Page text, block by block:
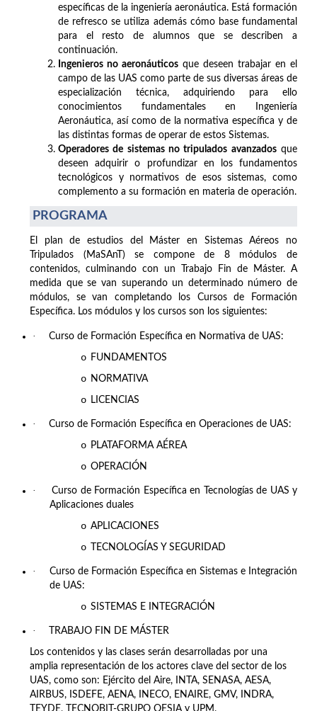
específicas de la ingeniería aeronáutica. Está formación
de refresco se utiliza además cómo base fundamental
para el resto de alumnos que se describen a
continuación.
Ingenieros no aeronáuticos que deseen trabajar en el
campo de las UAS como parte de sus diversas áreas de
especialización técnica, adquiriendo para ello
conocimientos fundamentales en Ingeniería
Aeronáutica, así como de la normativa específica y de
las distintas formas de operar de estos Sistemas.
Operadores de sistemas no tripulados avanzadosque
deseen adquirir o profundizar en los fundamentos
tecnológicos y normativos de esos sistemas, como
complemento a su formación en materia de operación.
PROGRAMA
El plan de estudios del Máster en Sistemas Aéreos no
Tripulados (MaSAnT) se compone de 8 módulos de
contenidos, culminando con un Trabajo Fin de Máster. A
medida que se van superando un determinado número de
módulos, se van completando los Cursos de Formación
Específica. Los módulos y los cursos son los siguientes:
· Curso de Formación Específica en Normativa de UAS:
o FUNDAMENTOS
o NORMATIVA
o LICENCIAS
· Curso de Formación Específica en Operaciones de UAS:
o PLATAFORMA AÉREA
o OPERACIÓN
·
Curso de Formación Específica en Tecnologías de UAS y
Aplicaciones duales
o APLICACIONES
o TECNOLOGÍAS Y SEGURIDAD
·
Curso de Formación Específica en Sistemas e Integración
de UAS:
o SISTEMAS E INTEGRACIÓN
· TRABAJO FIN DE MÁSTER
Los contenidos y las clases serán desarrolladas por una
amplia representación de los actores clave del sector de los
UAS, como son: Ejército del Aire, INTA, SENASA, AESA,
AIRBUS, ISDEFE, AENA, INECO, ENAIRE, GMV, INDRA,